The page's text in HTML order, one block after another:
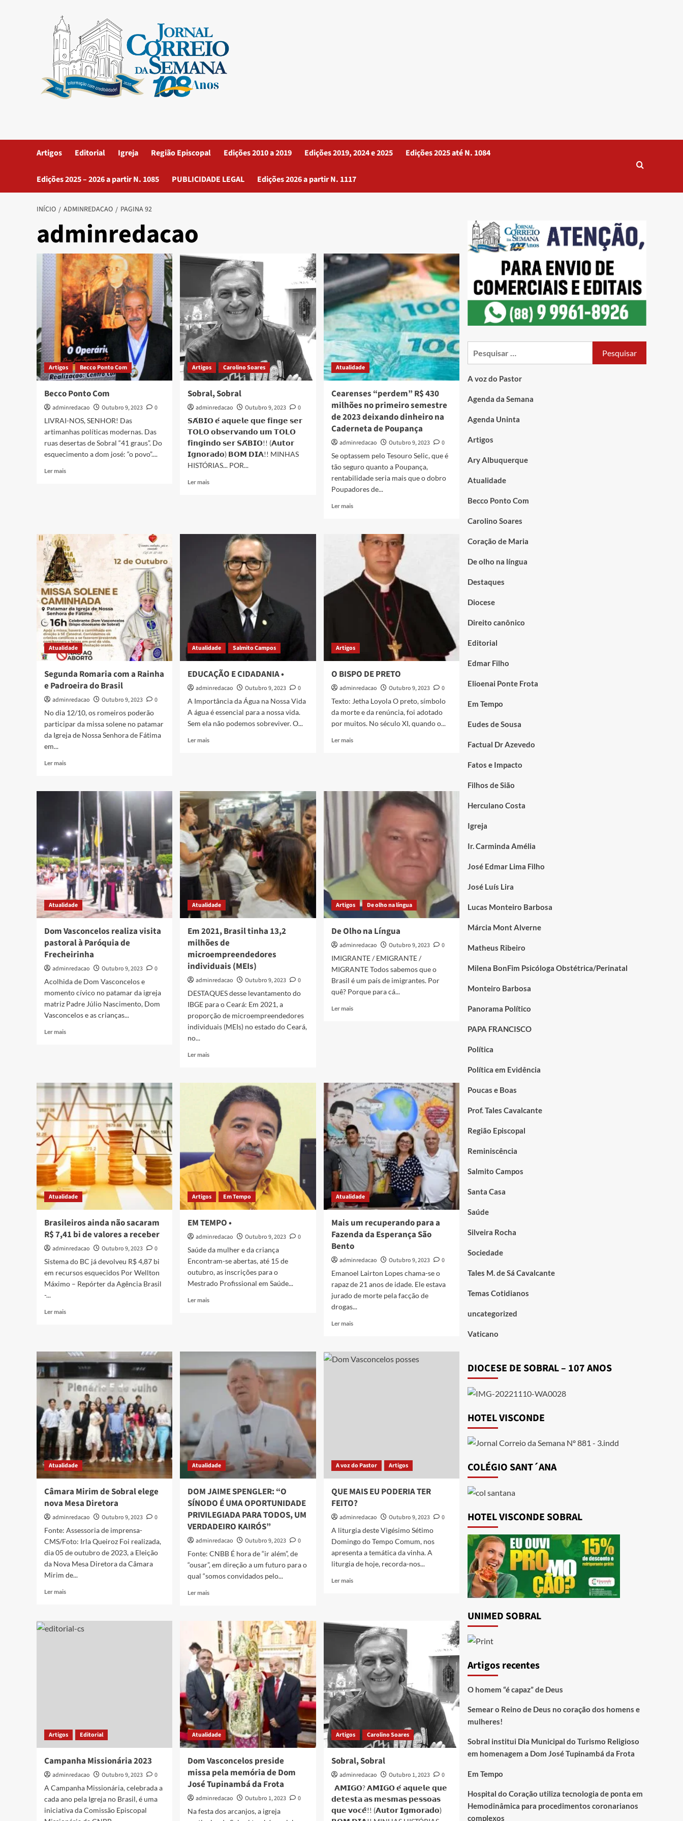
Artigos Editorial Igreja Região Episcopal Edições 2010 a 2019 Edições 2019, 2024 e 2025 Edições 2025 até N. 1084
Edições 2025 – 2026 a partir N. 1085 PUBLICIDADE LEGAL Edições 2026 a partir N. 1117
INÍCIO ADMINREDACAO PAGINA 92
adminredacao
Artigos Becco Ponto Com
Becco Ponto Com
adminredacao Outubro 9, 2023
0
LIVRAI-NOS, SENHOR! Das
artimanhas políticas modernas. Das
ruas desertas de Sobral “41 graus”. Do
esquecimento a dom josé: “o povo”....
Ler mais
Artigos Carolino Soares
Sobral, Sobral
adminredacao Outubro 9, 2023
0
𝗦𝗔́𝗕𝗜𝗢 𝗲́ 𝗮𝗾𝘂𝗲𝗹𝗲 𝗾𝘂𝗲 𝗳𝗶𝗻𝗴𝗲 𝘀𝗲𝗿
𝗧𝗢𝗟𝗢 𝗼𝗯𝘀𝗲𝗿𝘃𝗮𝗻𝗱𝗼 𝘂𝗺 𝗧𝗢𝗟𝗢
𝗳𝗶𝗻𝗴𝗶𝗻𝗱𝗼 𝘀𝗲𝗿 𝗦𝗔́𝗕𝗜𝗢!! (𝗔𝘂𝘁𝗼𝗿
𝗜𝗴𝗻𝗼𝗿𝗮𝗱𝗼) 𝗕𝗢𝗠 𝗗𝗜𝗔!! MINHAS
HISTÓRIAS... POR...
Ler mais
Atualidade
Cearenses “perdem” R$ 430
milhões no primeiro semestre
de 2023 deixando dinheiro na
Caderneta de Poupança
adminredacao Outubro 9, 2023
0
Se optassem pelo Tesouro Selic, que é
tão seguro quanto a Poupança,
rentabilidade seria mais que o dobro
Poupadores de...
Ler mais
Atualidade
Segunda Romaria com a Rainha
e Padroeira do Brasil
adminredacao Outubro 9, 2023
0
No dia 12/10, os romeiros poderão
participar da missa solene no patamar
da Igreja de Nossa Senhora de Fátima
em...
Ler mais
Atualidade Salmito Campos
EDUCAÇÃO E CIDADANIA •
adminredacao Outubro 9, 2023
0
A Importância da Água na Nossa Vida
A água é essencial para a nossa vida.
Sem ela não podemos sobreviver. O...
Ler mais
Artigos
O BISPO DE PRETO
adminredacao Outubro 9, 2023
0
Texto: Jetha Loyola O preto, símbolo
da morte e da renúncia, foi adotado
por muitos. No século XI, quando o...
Ler mais
Atualidade
Dom Vasconcelos realiza visita
pastoral à Paróquia de
Frecheirinha
adminredacao Outubro 9, 2023
0
Acolhida de Dom Vasconcelos e
momento cívico no patamar da igreja
matriz Padre Júlio Nascimento, Dom
Vasconcelos e as crianças...
Ler mais
Atualidade
Em 2021, Brasil tinha 13,2
milhões de
microempreendedores
individuais (MEIs)
adminredacao Outubro 9, 2023
0
DESTAQUES desse levantamento do
IBGE para o Ceará: Em 2021, a
proporção de microempreendedores
individuais (MEIs) no estado do Ceará,
no...
Ler mais
Artigos De olho na língua
De Olho na Língua
adminredacao Outubro 9, 2023
0
IMIGRANTE / EMIGRANTE /
MIGRANTE Todos sabemos que o
Brasil é um país de imigrantes. Por
quê? Porque para cá...
Ler mais
Atualidade
Brasileiros ainda não sacaram
R$ 7,41 bi de valores a receber
adminredacao Outubro 9, 2023
0
Sistema do BC já devolveu R$ 4,87 bi
em recursos esquecidos Por Wellton
Máximo – Repórter da Agência Brasil
-...
Ler mais
Artigos Em Tempo
EM TEMPO •
adminredacao Outubro 9, 2023
0
Saúde da mulher e da criança
Encontram-se abertas, até 15 de
outubro, as inscrições para o
Mestrado Profissional em Saúde...
Ler mais
Atualidade
Mais um recuperando para a
Fazenda da Esperança São
Bento
adminredacao Outubro 9, 2023
0
Emanoel Lairton Lopes chama-se o
rapaz de 21 anos de idade. Ele estava
jurado de morte pela facção de
drogas...
Ler mais
Atualidade
Câmara Mirim de Sobral elege
nova Mesa Diretora
adminredacao Outubro 9, 2023
0
Fonte: Assessoria de imprensa-
CMS/Foto: Irla Queiroz Foi realizada,
dia 05 de outubro de 2023, a Eleição
da Nova Mesa Diretora da Câmara
Mirim de...
Ler mais
Atualidade
DOM JAIME SPENGLER: “O
SÍNODO É UMA OPORTUNIDADE
PRIVILEGIADA PARA TODOS, UM
VERDADEIRO KAIRÓS”
adminredacao Outubro 9, 2023
0
Fonte: CNBB É hora de “ir além”, de
“ousar”, em direção a um futuro para o
qual “somos convidados pelo...
Ler mais
A voz do Pastor Artigos
QUE MAIS EU PODERIA TER
FEITO?
adminredacao Outubro 9, 2023
0
A liturgia deste Vigésimo Sétimo
Domingo do Tempo Comum, nos
apresenta a temática da vinha. A
liturgia de hoje, recorda-nos...
Ler mais
Artigos Editorial
Campanha Missionária 2023
adminredacao Outubro 9, 2023
0
A Campanha Missionária, celebrada a
cada ano pela Igreja no Brasil, é uma
iniciativa da Comissão Episcopal
Atualidade
Dom Vasconcelos preside
missa pela memória de Dom
José Tupinambá da Frota
adminredacao Outubro 1, 2023
0
Na festa dos arcanjos, a igreja
Artigos Carolino Soares
Sobral, Sobral
adminredacao Outubro 1, 2023
0
𝗔𝗠𝗜𝗚𝗢? 𝗔𝗠𝗜𝗚𝗢 𝗲́ 𝗮𝗾𝘂𝗲𝗹𝗲 𝗾𝘂𝗲
𝗱𝗲𝘁𝗲𝘀𝘁𝗮 𝗮𝘀 𝗺𝗲𝘀𝗺𝗮𝘀 𝗽𝗲𝘀𝘀𝗼𝗮𝘀
𝗾𝘂𝗲 𝘃𝗼𝗰𝗲̂!! (𝗔𝘂𝘁𝗼𝗿 𝗜𝗴𝗺𝗼𝗿𝗮𝗱𝗼)
A voz do Pastor
Agenda da Semana
Agenda Uninta
Artigos
Ary Albuquerque
Atualidade
Becco Ponto Com
Carolino Soares
Coração de Maria
De olho na língua
Destaques
Diocese
Direito canônico
Editorial
Edmar Filho
Elioenai Ponte Frota
Em Tempo
Eudes de Sousa
Factual Dr Azevedo
Fatos e Impacto
Filhos de Sião
Herculano Costa
Igreja
Ir. Carminda Amélia
José Edmar Lima Filho
José Luís Lira
Lucas Monteiro Barbosa
Márcia Mont Alverne
Matheus Ribeiro
Milena BonFim Psicóloga Obstétrica/Perinatal
Monteiro Barbosa
Panorama Político
PAPA FRANCISCO
Política
Política em Evidência
Poucas e Boas
Prof. Tales Cavalcante
Região Episcopal
Reminiscência
Salmito Campos
Santa Casa
Saúde
Silveira Rocha
Sociedade
Tales M. de Sá Cavalcante
Temas Cotidianos
uncategorized
Vaticano
DIOCESE DE SOBRAL – 107 ANOS
HOTEL VISCONDE
COLÉGIO SANT´ANA
HOTEL VISCONDE SOBRAL
UNIMED SOBRAL
Artigos recentes
O homem “é capaz” de Deus
Semear o Reino de Deus no coração dos homens e
mulheres!
Sobral institui Dia Municipal do Turismo Religioso
em homenagem a Dom José Tupinambá da Frota
Em Tempo
Hospital do Coração utiliza tecnologia de ponta em
Hemodinâmica para procedimentos coronarianos
complexos